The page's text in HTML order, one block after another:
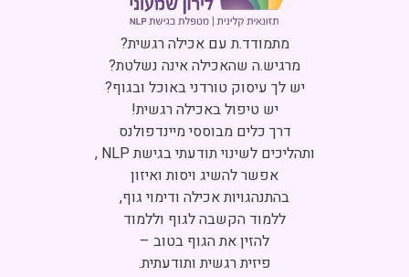
Click to accept marketing cookies and
enable this content